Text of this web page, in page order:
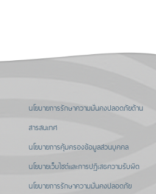
นโยบายการรักษาความมั่นคงปลอดภัยด้าน
สารสนเทศ
นโยบายการคุ้มครองข้อมูลส่วนบุคคล
นโยบายเว็บไซต์และการปฏิเสธความรับผิด
นโยบายการรักษาความมั่นคงปลอดภัย